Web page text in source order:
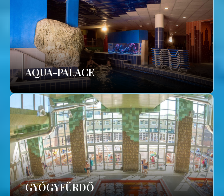
AQUA-PALACE
GYÓGYFÜRDŐ